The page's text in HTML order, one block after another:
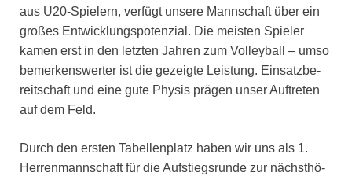
aus U20-Spie­lern, ver­fügt unse­re Mann­schaft über ein
gro­ßes Ent­wick­lungs­po­ten­zi­al. Die meis­ten Spie­ler
kamen erst in den letz­ten Jah­ren zum Vol­ley­ball – umso
bemer­kens­wer­ter ist die gezeig­te Leis­tung. Ein­satz­be­
reit­schaft und eine gute Phy­sis prä­gen unser Auf­tre­ten
auf dem Feld.
Durch den ers­ten Tabel­len­platz haben wir uns als 1.
Her­ren­mann­schaft für die Auf­stiegs­run­de zur nächst­hö­